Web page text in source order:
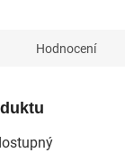
Hodnocení